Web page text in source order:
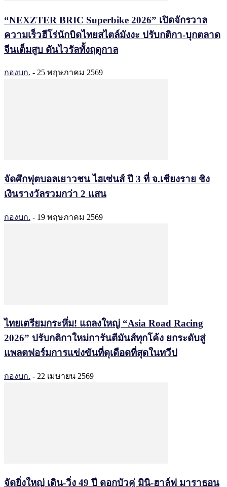
“NEXZTER BRIC Superbike 2026” เปิดจักรวาล
ความเร็วฮีโร่นักบิดไทยสไตล์มังงะ ปรับกติกา-บุกตลาด
จีนเต็มสูบ ดันไวรัลทั้งฤดูกาล
กองบก. - 25 พฤษภาคม 2569
จัดศึกฟุตบอลเยาวชน ไฮเซ่นส์ ปี 3 ที่ จ.เชียงราย ชิง
เงินรางวัลรวมกว่า 2 แสน
กองบก. - 19 พฤษภาคม 2569
ไทยเตรียมกระหึ่ม! แถลงใหญ่ “Asia Road Racing
2026” ปรับกติกาใหม่การันตีมันส์ทุกโค้ง ยกระดับสู่
แพลตฟอร์มการแข่งขันที่ดุเดือดที่สุดในทวีป
กองบก. - 22 เมษายน 2569
จัดยิ่งใหญ่ เดิน-วิ่ง 49 ปี ดอกบัวคู่ มินิ-ฮาล์ฟ มาราธอน